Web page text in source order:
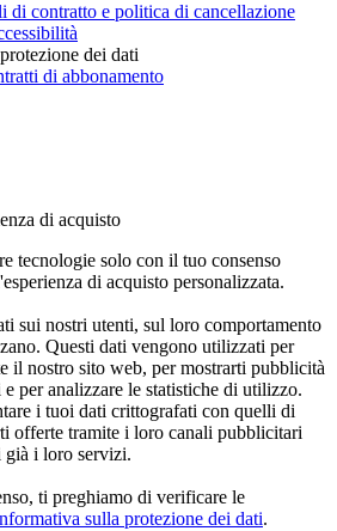
di contratto e politica di cancellazione
dei dati
di abbonamento
di acquisto
tecnologie solo con il tuo consenso
di acquisto personalizzata.
sui nostri utenti, sul loro comportamento
Questi dati vengono utilizzati per
il nostro sito web, per mostrarti pubblicità
per analizzare le statistiche di utilizzo.
i tuoi dati crittografati con quelli di
offerte tramite i loro canali pubblicitari
già i loro servizi.
ti preghiamo di verificare le
sulla protezione dei dati.